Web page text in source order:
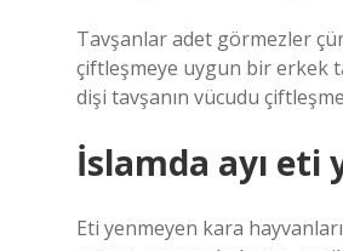
Tavşanlar adet görmezler
çiftleşmeye uygun bir erkek
dişi tavşanın vücudu
İslamda ayı eti
Eti yenmeyen kara